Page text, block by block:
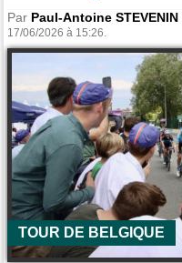
Par Paul-Antoine STEVENIN
17/06/2026 à 15:26.
TOUR DE BELGIQUE